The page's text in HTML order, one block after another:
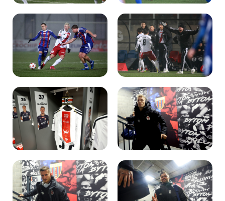
SKLEP KUP BILET